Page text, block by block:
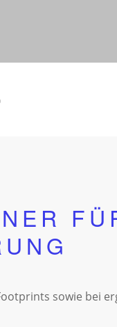
sowie bei